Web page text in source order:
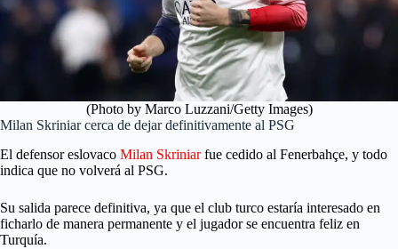
(Photo by Marco Luzzani/Getty Images)
Milan Skriniar cerca de dejar definitivamente al PSG
El defensor eslovaco Milan Skriniarfue cedido al Fenerbahçe, y todo
indica que no volverá al PSG.
Su salida parece definitiva, ya que el club turco estaría interesado en
ficharlo de manera permanente y el jugador se encuentra feliz en
Turquía.